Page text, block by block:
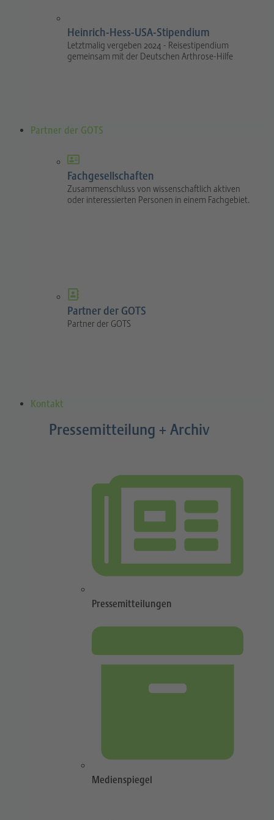
Heinrich-Hess-USA-Stipendium
Letztmalig vergeben 2024 - Reisestipendium
gemeinsam mit der Deutschen Arthrose-Hilfe
Partner der GOTS
Fachgesellschaften
Zusammenschluss von wissenschaftlich aktiven
oder interessierten Personen in einem Fachgebiet.
Partner der GOTS
Partner der GOTS
Kontakt
Pressemitteilung + Archiv
Pressemitteilungen
Medienspiegel